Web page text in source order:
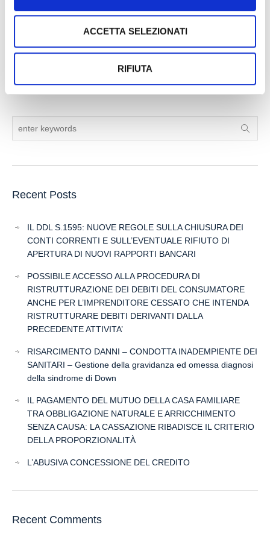
ACCETTA SELEZIONATI
RIFIUTA
17 July 2026
Recent Posts
IL DDL S.1595: NUOVE REGOLE SULLA CHIUSURA DEI
CONTI CORRENTI E SULL’EVENTUALE RIFIUTO DI
APERTURA DI NUOVI RAPPORTI BANCARI
POSSIBILE ACCESSO ALLA PROCEDURA DI
RISTRUTTURAZIONE DEI DEBITI DEL CONSUMATORE
ANCHE PER L’IMPRENDITORE CESSATO CHE INTENDA
RISTRUTTURARE DEBITI DERIVANTI DALLA
PRECEDENTE ATTIVITA’
RISARCIMENTO DANNI – CONDOTTA INADEMPIENTE DEI
SANITARI – Gestione della gravidanza ed omessa diagnosi
della sindrome di Down
IL PAGAMENTO DEL MUTUO DELLA CASA FAMILIARE
TRA OBBLIGAZIONE NATURALE E ARRICCHIMENTO
SENZA CAUSA: LA CASSAZIONE RIBADISCE IL CRITERIO
DELLA PROPORZIONALITÀ
L’ABUSIVA CONCESSIONE DEL CREDITO
Recent Comments